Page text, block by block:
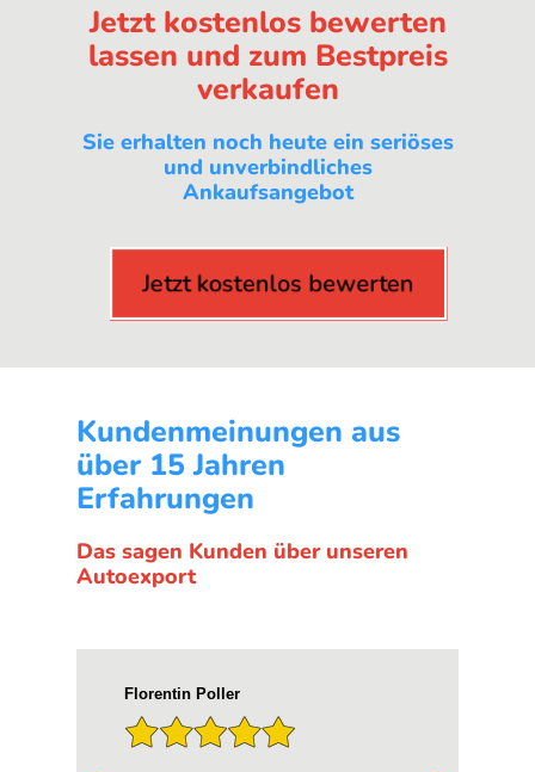
Jetzt kostenlos bewerten
lassen und zum Bestpreis
verkaufen
Sie erhalten noch heute ein seriöses
und unverbindliches
Ankaufsangebot
Jetzt kostenlos bewerten
Kundenmeinungen aus
über 15 Jahren
Erfahrungen
Das sagen Kunden über unseren
Autoexport
D. Schulte